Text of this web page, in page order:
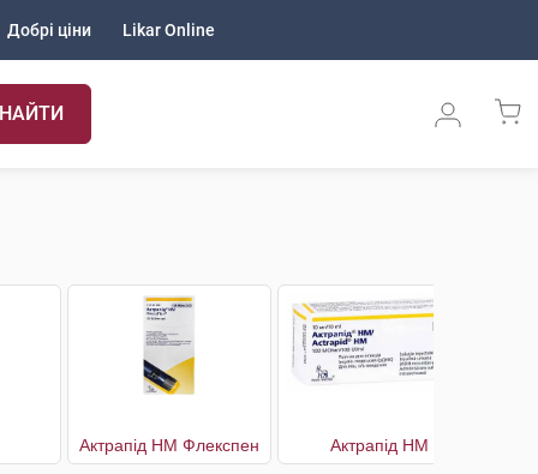
Добрі ціни Likar Online
Актрапід HM Флекспен Актрапід НМ